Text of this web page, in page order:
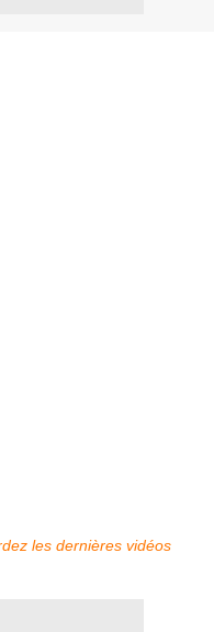
les dernières vidéos